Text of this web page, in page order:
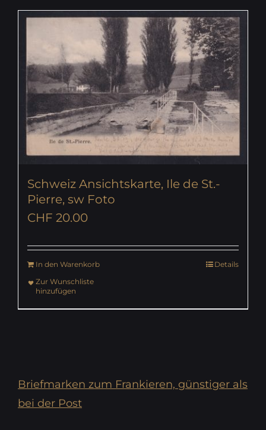
Schweiz Ansichtskarte, Ile de St.-
Pierre, sw Foto
CHF 20.00
In den Warenkorb
Details
Zur Wunschliste
hinzufügen
Briefmarken zum Frankieren, günstiger als
bei der Post